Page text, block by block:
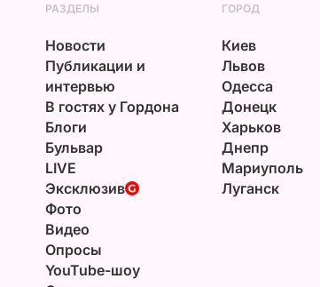
РАЗДЕЛЫ
Новости
Публикации и
интервью
В гостях у Гордона
Блоги
Бульвар
LIVE
Эксклюзив
Фото
Видео
Опросы
YouTube-шоу
ГОРОД
Киев
Львов
Одесса
Донецк
Харьков
Днепр
Мариуполь
Луганск